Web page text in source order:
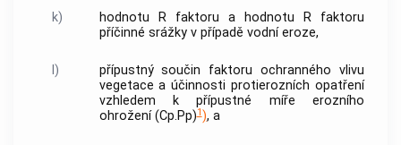
k)
hodnotu R faktoru a hodnotu R faktoru
příčinné srážky v případě vodní eroze,
l)
přípustný součin faktoru ochranného vlivu
vegetace a účinnosti protierozních opatření
vzhledem k přípustné míře erozního
ohrožení (Cp.Pp)1), a